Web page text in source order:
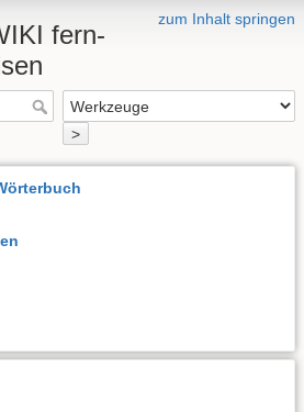
zum Inhalt springen
fern-
>